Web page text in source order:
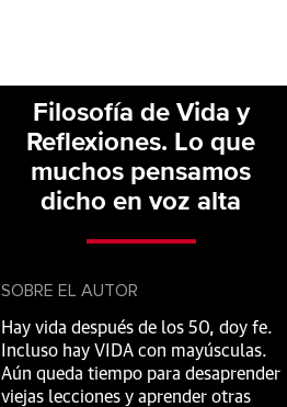
Filosofía de Vida y
Reflexiones. Lo que
muchos pensamos
dicho en voz alta
SOBRE EL AUTOR
Hay vida después de los 50, doy fe.
Incluso hay VIDA con mayúsculas.
Aún queda tiempo para desaprender
viejas lecciones y aprender otras